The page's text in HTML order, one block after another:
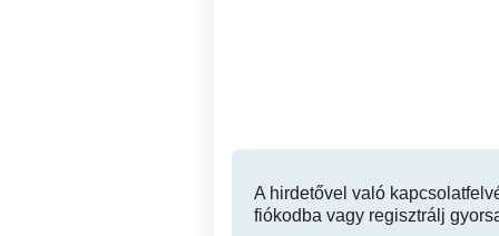
A hirdetővel való
fiókodba vagy regisztrálj